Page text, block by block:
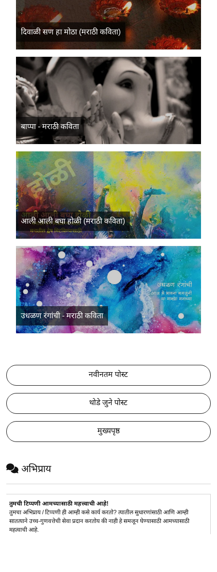
दिवाळी सण हा मोठा (मराठी कविता)
बाप्पा - मराठी कविता
आली आली बघा होळी (मराठी कविता)
उधळण रंगांची - मराठी कविता
नवीनतम पोस्ट
थोडे जुने पोस्ट
मुख्यपृष्ठ
अभिप्राय
तुमची टिप्पणी आमच्यासाठी महत्त्वाची आहे!
तुमचा अभिप्राय / टिप्पणी ही आम्ही कसे कार्य करतो? त्यातील सुधारणांसाठी आणि आम्ही
सातत्याने उच्च-गुणवत्तेची सेवा प्रदान करतोय की नाही हे समजून घेण्यासाठी आमच्यासाठी
महत्वाची आहे.